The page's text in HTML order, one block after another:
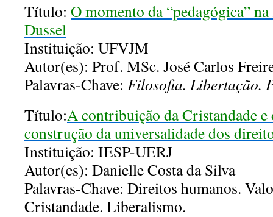
Título: O momento da “pedagógica”
Dussel
Instituição: UFVJM
Autor(es): Prof. MSc. José Carlos
Palavras-Chave: Filosofia. Libertação.
Título:A contribuição da Cristandade
construção da universalidade dos
Instituição: IESP-UERJ
Autor(es): Danielle Costa da Silva
Palavras-Chave: Direitos humanos.
Cristandade. Liberalismo.